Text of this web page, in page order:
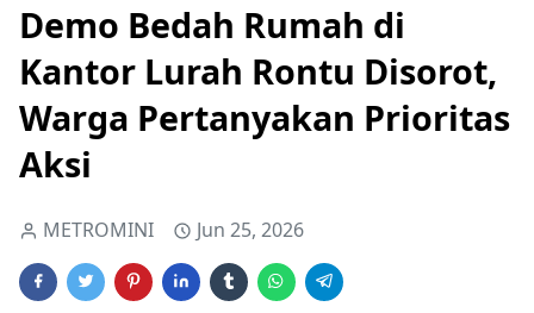
Demo Bedah Rumah di
Kantor Lurah Rontu Disorot,
Warga Pertanyakan Prioritas
Aksi
METROMINI Jun 25, 2026